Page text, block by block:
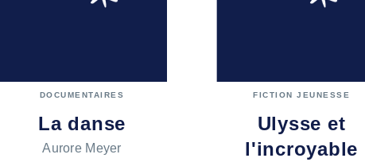
DOCUMENTAIRES
La danse
Aurore Meyer
FICTION JEUNESSE
Ulysse et
l'incroyable